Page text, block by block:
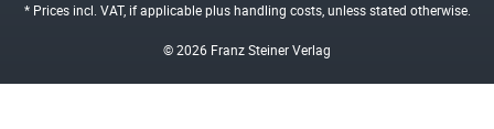
* Prices incl. VAT, if applicable plushandling costs, unless stated otherwise.
© 2026 Franz Steiner Verlag